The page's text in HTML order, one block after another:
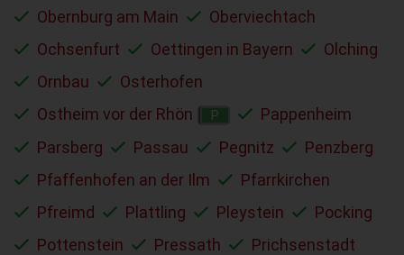
Obernburg am Main
Oberviechtach
Ochsenfurt
Oettingen in Bayern
Olching
Ornbau
Osterhofen
Ostheim vor der Rhön
P
Pappenheim
Parsberg
Passau Pegnitz
Penzberg
Pfaffenhofen an der Ilm
Pfarrkirchen
Pfreimd
Plattling Pleystein
Pocking
Pottenstein
Pressath
Prichsenstadt